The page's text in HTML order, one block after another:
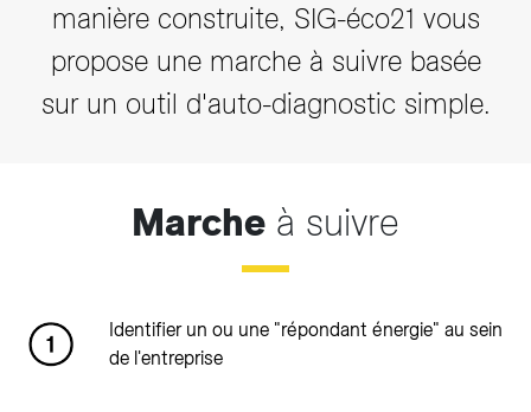
manière construite, SIG-éco21 vous
propose une marche à suivre basée
sur un outil d'auto-diagnostic simple.
Marche à suivre
Identifier un ou une "répondant énergie" au sein
de l'entreprise